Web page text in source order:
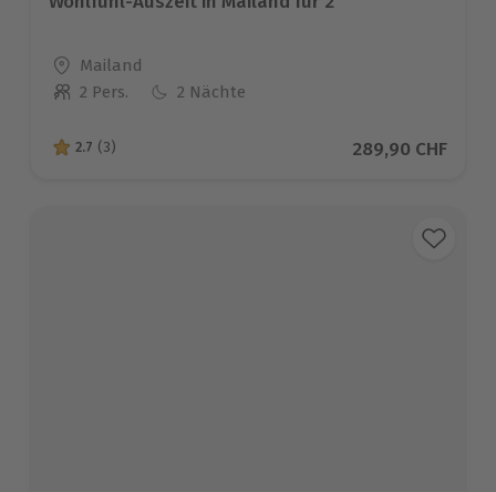
Standort
Mailand
Anzahl der Teilnehmer
2 Pers. 2 Nächte
2.7 von 5 Sternen basierend auf 3 Bewertungen
2.7 (3) Aktueller Preis
289,90 CHF